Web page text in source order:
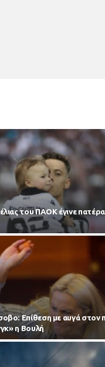
του ΠΑΟΚ έγινε
Επίθεση με αυγά
η Βουλή